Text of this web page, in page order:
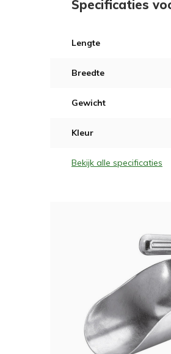
Specificaties
Lengte
Breedte
Gewicht
Kleur
Bekijk alle specificaties